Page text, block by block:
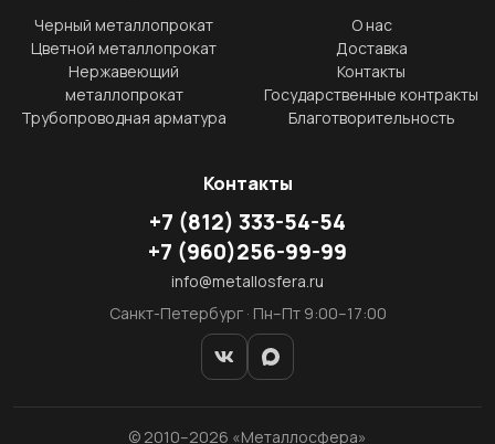
Черный металлопрокат
Цветной металлопрокат
Нержавеющий
металлопрокат
Трубопроводная арматура
О нас
Доставка
Контакты
Государственные контракты
Благотворительность
Контакты
+7 (812) 333-54-54
+7 (960)256-99-99
info@metallosfera.ru
Санкт-Петербург · Пн–Пт 9:00–17:00
© 2010–2026 «Металлосфера»